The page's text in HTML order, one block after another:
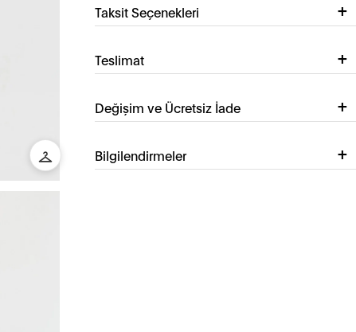
Taksit Seçenekleri
Teslimat
Değişim ve Ücretsiz İade
Bilgilendirmeler